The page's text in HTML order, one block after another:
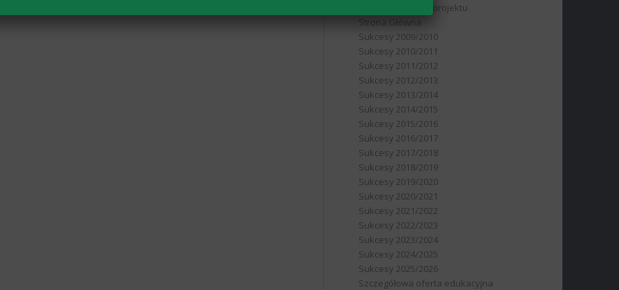
Stopień realizacji projektu
Strona Główna
Sukcesy 2009/2010
Sukcesy 2010/2011
Sukcesy 2011/2012
Sukcesy 2012/2013
Sukcesy 2013/2014
Sukcesy 2014/2015
Sukcesy 2015/2016
Sukcesy 2016/2017
Sukcesy 2017/2018
Sukcesy 2018/2019
Sukcesy 2019/2020
Sukcesy 2020/2021
Sukcesy 2021/2022
Sukcesy 2022/2023
Sukcesy 2023/2024
Sukcesy 2024/2025
Sukcesy 2025/2026
Szczegółowa oferta edukacyjna